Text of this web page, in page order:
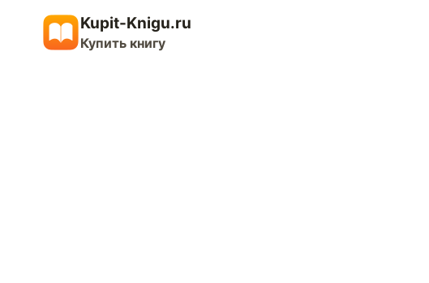
содержимому
Kupit-Knigu.ru
Купить книгу